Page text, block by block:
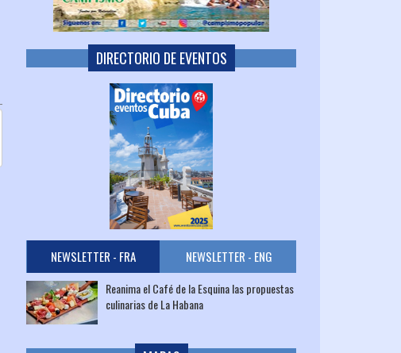
DIRECTORIO DE EVENTOS
NEWSLETTER - FRA NEWSLETTER - ENG
Reanima el Café de la Esquina las propuestas
culinarias de La Habana